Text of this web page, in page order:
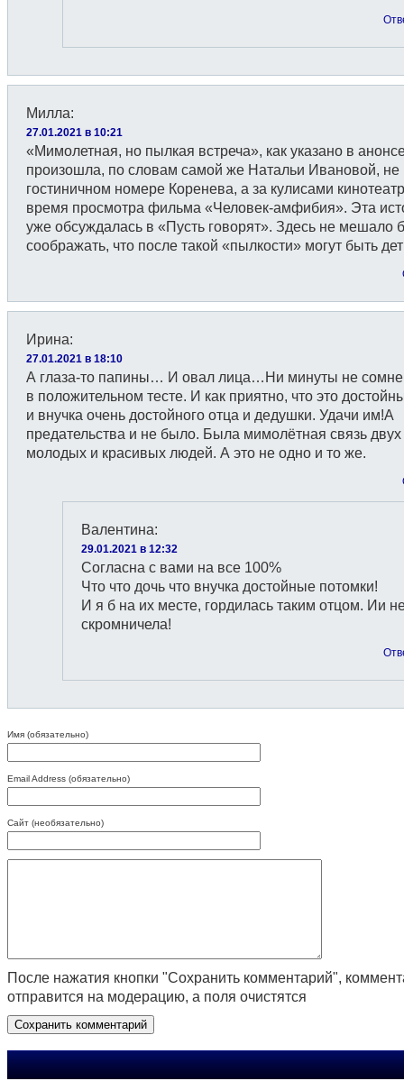
Милла:
27.01.2021 в 10:21
«Мимолетная, но пылкая встреча», как указано в
произошла, по словам самой же Натальи Ивановой, не
гостиничном номере Коренева, а за кулисами
время просмотра фильма «Человек-амфибия». Эта
уже обсуждалась в «Пусть говорят». Здесь не мешало
соображать, что после такой «пылкости» могут быть
Ирина:
27.01.2021 в 18:10
А глаза-то папины… И овал лица…Ни минуты не
в положительном тесте. И как приятно, что это
и внучка очень достойного отца и дедушки. Удачи им!А
предательства и не было. Была мимолётная связь двух
молодых и красивых людей. А это не одно и то же.
Валентина:
29.01.2021 в 12:32
Согласна с вами на все 100%
Что что дочь что внучка достойные потомки!
И я б на их месте, гордилась таким отцом. Ии
скромничела!
Имя (обязательно)
Email Address (обязательно)
Сайт (необязательно)
После нажатия кнопки "Сохранить комментарий",
отправится на модерацию, а поля очистятся